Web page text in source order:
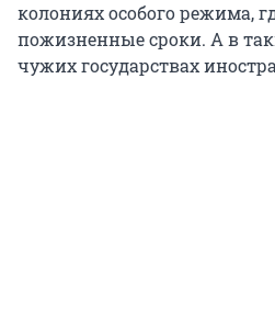
колониях особого режима,
пожизненные сроки. А в
чужих государствах